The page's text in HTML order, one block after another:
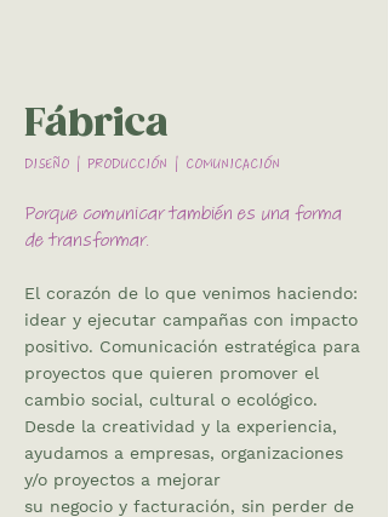
Fábrica
DISEÑO | PRODUCCIÓN | COMUNICACIÓN
Porque comunicar también es una forma
de transformar.
El corazón de lo que venimos haciendo:
idear y ejecutar campañas con impacto
positivo. Comunicación estratégica para
proyectos que quieren promover el
cambio social, cultural o ecológico.
Desde la creatividad y la experiencia,
ayudamos a empresas, organizaciones
y/o proyectos a mejorar
su negocio y facturación, sin perder de